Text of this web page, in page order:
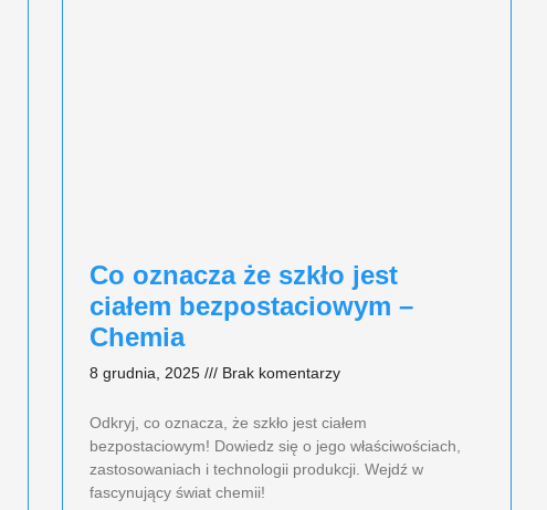
Co oznacza że szkło jest
ciałem bezpostaciowym –
Chemia
8 grudnia, 2025 Brak komentarzy
Odkryj, co oznacza, że szkło jest ciałem
bezpostaciowym! Dowiedz się o jego właściwościach,
zastosowaniach i technologii produkcji. Wejdź w
fascynujący świat chemii!